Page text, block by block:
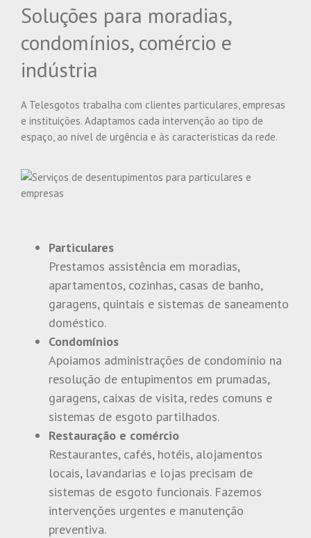
Soluções para moradias,
condomínios, comércio e
indústria
A Telesgotos trabalha com clientes particulares, empresas
e instituições. Adaptamos cada intervenção ao tipo de
espaço, ao nível de urgência e às características da rede.
Particulares
Prestamos assistência em moradias,
apartamentos, cozinhas, casas de banho,
garagens, quintais e sistemas de saneamento
doméstico.
Condomínios
Apoiamos administrações de condomínio na
resolução de entupimentos em prumadas,
garagens, caixas de visita, redes comuns e
sistemas de esgoto partilhados.
Restauração e comércio
Restaurantes, cafés, hotéis, alojamentos
locais, lavandarias e lojas precisam de
sistemas de esgoto funcionais. Fazemos
intervenções urgentes e manutenção
preventiva.